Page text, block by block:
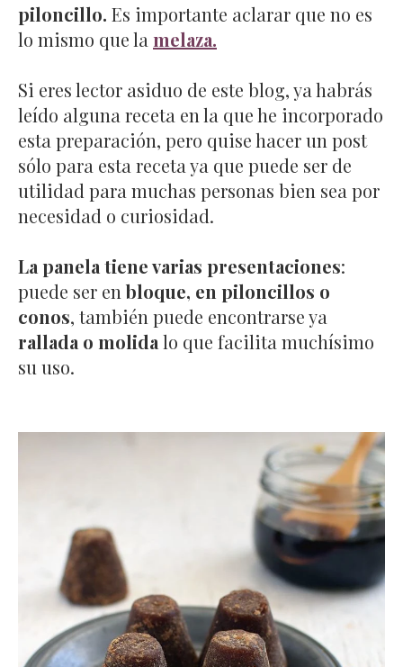
piloncillo. Es importante aclarar que no es
lo mismo que la melaza.
Si eres lector asiduo de este blog, ya habrás
leído alguna receta en la que he incorporado
esta preparación, pero quise hacer un post
sólo para esta receta ya que puede ser de
utilidad para muchas personas bien sea por
necesidad o curiosidad.
La panela tiene varias presentaciones:
puede ser en bloque, en piloncillos o
conos, también puede encontrarse ya
rallada o molida lo que facilita muchísimo
su uso.